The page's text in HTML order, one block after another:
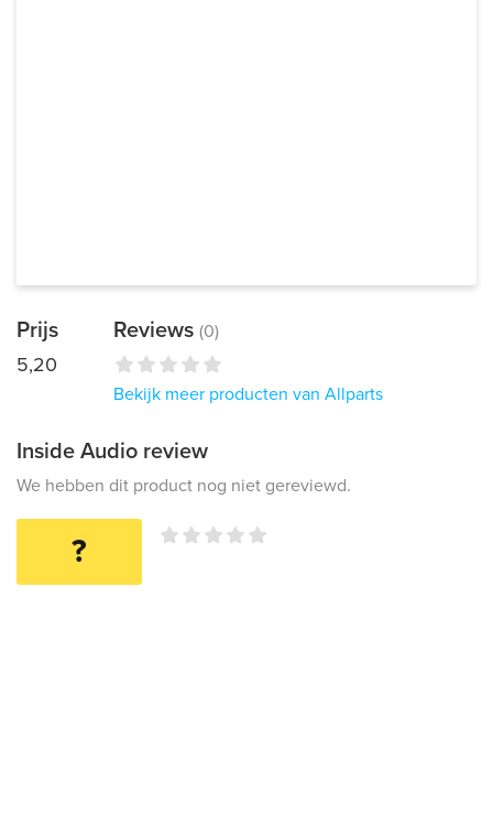
Prijs
5,20
Reviews (0)
Bekijk meer producten van Allparts
Inside Audio review
We hebben dit product nog niet gereviewd.
?